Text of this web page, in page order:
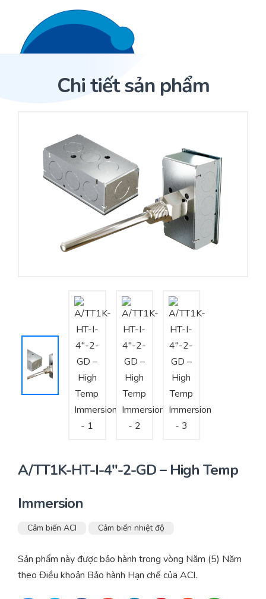
Trang Chủ
Cảm biến ACI
Nhà phân phối cảm biến
Nhà sản xuất thiết bị điều khiển
Cung cấp giải pháp quản lý cho toà nhà (BMS)
Tư vấn – Thiết kế – Cung cấp thiết bị HVAC
Tư vấn thiết kế, thi công tủ điều khiển
Thi công – Lắp đặt hệ thống HVAC
Sản phẩm
Chi tiết sản phẩm
A/TT1K-HT-I-4″-2-GD – High Temp
Immersion
Cảm biến ACI Cảm biến nhiệt độ
Sản phẩm này được bảo hành trong vòng Năm (5) Năm
theo Điều khoản Bảo hành Hạn chế của ACI.